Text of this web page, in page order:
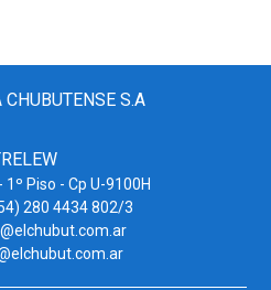
CHUBUTENSE S.A
Piso - Cp U-9100H
280 4434 802/3